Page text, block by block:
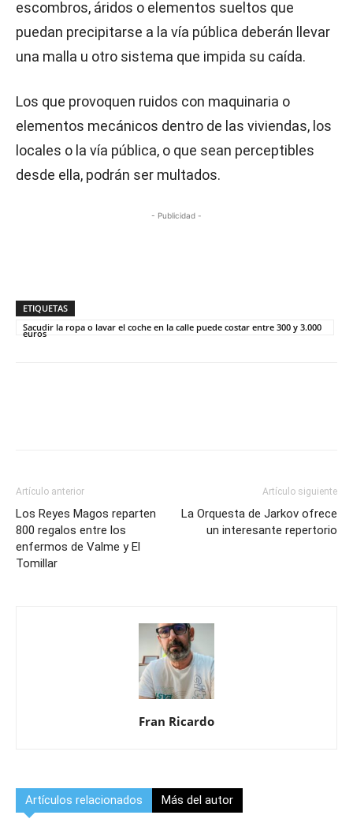
escombros, áridos o elementos sueltos que
puedan precipitarse a la vía pública deberán llevar
una malla u otro sistema que impida su caída.
Los que provoquen ruidos con maquinaria o
elementos mecánicos dentro de las viviendas, los
locales o la vía pública, o que sean perceptibles
desde ella, podrán ser multados.
- Publicidad -
ETIQUETAS
Sacudir la ropa o lavar el coche en la calle puede costar entre 300 y 3.000
euros
Artículo anterior
Los Reyes Magos reparten
800 regalos entre los
enfermos de Valme y El
Tomillar
Artículo siguiente
La Orquesta de Jarkov ofrece
un interesante repertorio
Fran Ricardo
Artículos relacionados Más del autor